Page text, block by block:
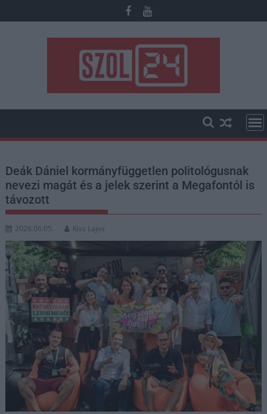
to
Deák Dániel kormányfüggetlen politológusnak
nevezi magát és a jelek szerint a Megafontól is
távozott
2026.06.05. Kiss Lajos